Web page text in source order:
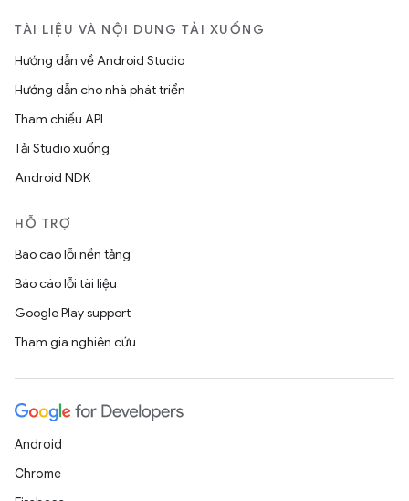
TÀI LIỆU VÀ NỘI DUNG TẢI XUỐNG
Hướng dẫn về Android Studio
Hướng dẫn cho nhà phát triển
Tham chiếu API
Tải Studio xuống
Android NDK
HỖ TRỢ
Báo cáo lỗi nền tảng
Báo cáo lỗi tài liệu
Google Play support
Tham gia nghiên cứu
Android
Chrome